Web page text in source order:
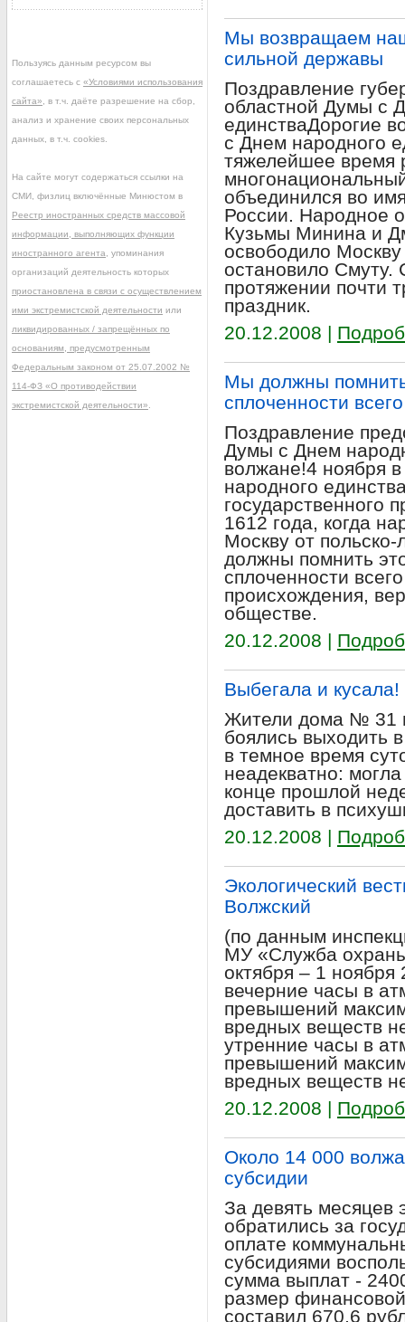
Мы возвращаем
сильной державы
Поздравление
областной Думы с
единстваДорогие
с Днем народного
тяжелейшее время
объединился во
России. Народное
Кузьмы Минина и
освободило
остановило Смуту.
протяжении почти
праздник.
20.12.2008 |
Мы должны
сплоченности
Поздравление
Думы с Днем
волжане!4 ноября
народного
государственного
1612 года, когда
Москву от
должны помнить
сплоченности
происхождения,
обществе.
20.12.2008 |
Выбегала и кусала!
Жители дома № 31
боялись выходить
в темное время
неадекватно:
конце прошлой
доставить в
20.12.2008 |
Экологический
Волжский
(по данным
МУ «Служба
октября – 1 ноября
вечерние часы в
превышений
вредных веществ
утренние часы в
превышений
вредных веществ
20.12.2008 |
Около 14 000
субсидии
За девять месяцев
обратились за
оплате
субсидиями
сумма выплат -
размер
составил 670,6
Пользуясь данным ресурсом вы
соглашаетесь с «Условиями использования
сайта» , в т.ч. даёте разрешение на сбор,
анализ и хранение своих персональных
данных, в т.ч. cookies.
На сайте могут содержаться ссылки на
СМИ, физлиц включённые Минюстом в
Реестр иностранных средств массовой
информации, выполняющих функции
иностранного агента , упоминания
организаций деятельность которых
приостановлена в связи с осуществлением
ими экстремистской деятельности или
ликвидированных / запрещённых по
основаниям, предусмотренным
Федеральным законом от 25.07.2002 №
114-ФЗ «О противодействии
экстремистской деятельности»